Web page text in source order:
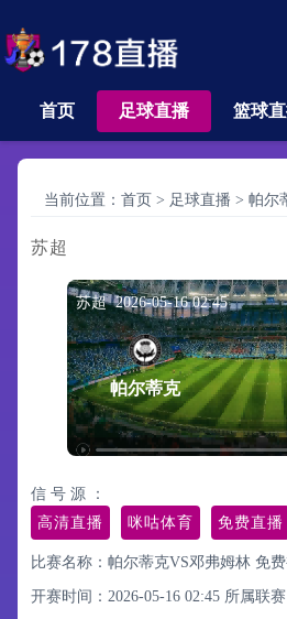
首页 足球直播 篮球
当前位置： 首页 > 足球直播 > 帕尔
苏超
苏超 2026-05-16 02:45
帕尔蒂克
信 号 源 ：
高清直播
咪咕体育 免费直播
比赛名称：帕尔蒂克VS邓弗姆林 免
开赛时间：2026-05-16 02:45 所属联赛